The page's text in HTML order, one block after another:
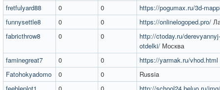
fretfulyard88
0 0
https://pogumax.ru/3d-
funnysettle8
0 0 https://onlinelogoped.pro/
fabricthrow8
0 0
http://ctoday.ru/
otdelki/ Москва
faminegreat7
0 0 https://yarmak.ru/vhod.html
Fatohokyadomo
0 0
Russia